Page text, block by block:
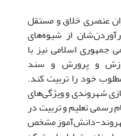
عنصری خلاق و مستقل
از شیوه‌های
جمهوری اسلامی نیز با
و پرورش و سند
مطلوب خود را تربیت کند.
شهروندی و ویژگی‌های
تعلیم و تربیت در
شهروند-دانش‌آموز مشخص